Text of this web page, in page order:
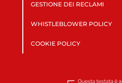
GESTIONE DEI RECLAMI
WHISTLEBLOWER POLICY
COOKIE POLICY